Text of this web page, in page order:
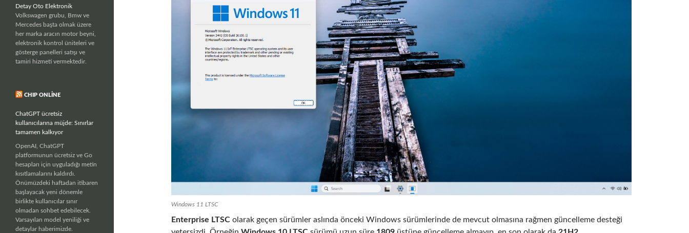
Windows 11 LTSC
Enterprise LTSC olarak geçen sürümler aslında önceki Windows sürümlerinde de mevcut olmasına rağmen güncelleme desteği
Detay Oto Elektronik
Volkswagen grubu, Bmw ve
Mercedes başta olmak üzere
her marka aracın motor beyni,
elektronik kontrol üniteleri ve
gösterge panelleri satışı ve
tamiri hizmeti vermektedir.
CHIP ONLINE
ChatGPT ücretsiz
kullanıcılarına müjde: Sınırlar
tamamen kalkıyor
OpenAI, ChatGPT
platformunun ücretsiz ve Go
hesapları için uyguladığı metin
kısıtlamalarını kaldırdı.
Önümüzdeki haftadan itibaren
başlayacak yeni dönemle
birlikte kullanıcılar sınır
olmadan sohbet edebilecek.
Varsayılan model yeniliği ve
detaylar haberimizde.